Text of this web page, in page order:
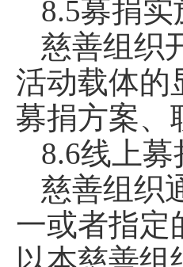
8.5募捐实
慈善组织
活动载体的
募捐方案、
8.6线上募
慈善组织
一或者指定